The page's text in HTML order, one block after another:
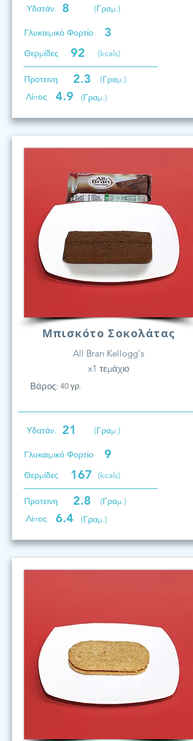
Υδατάν. 8 (Γραμ.)
Γλυκαιμικό Φορτίο 3
Θερμίδες 92 (kcals)
Προτεινη 2.3
(Γραμ.)
Λίπος
4.9 (Γραμ.)
Μπισκότο Σοκολάτας
All Bran Kellogg's
x1 τεμάχιο
Βάρος: 40 γρ.
Υδατάν. 21 (Γραμ.)
Γλυκαιμικό Φορτίο 9
Θερμίδες 167 (kcals)
Προτεινη 2.8
(Γραμ.)
Λίπος
6.4 (Γραμ.)